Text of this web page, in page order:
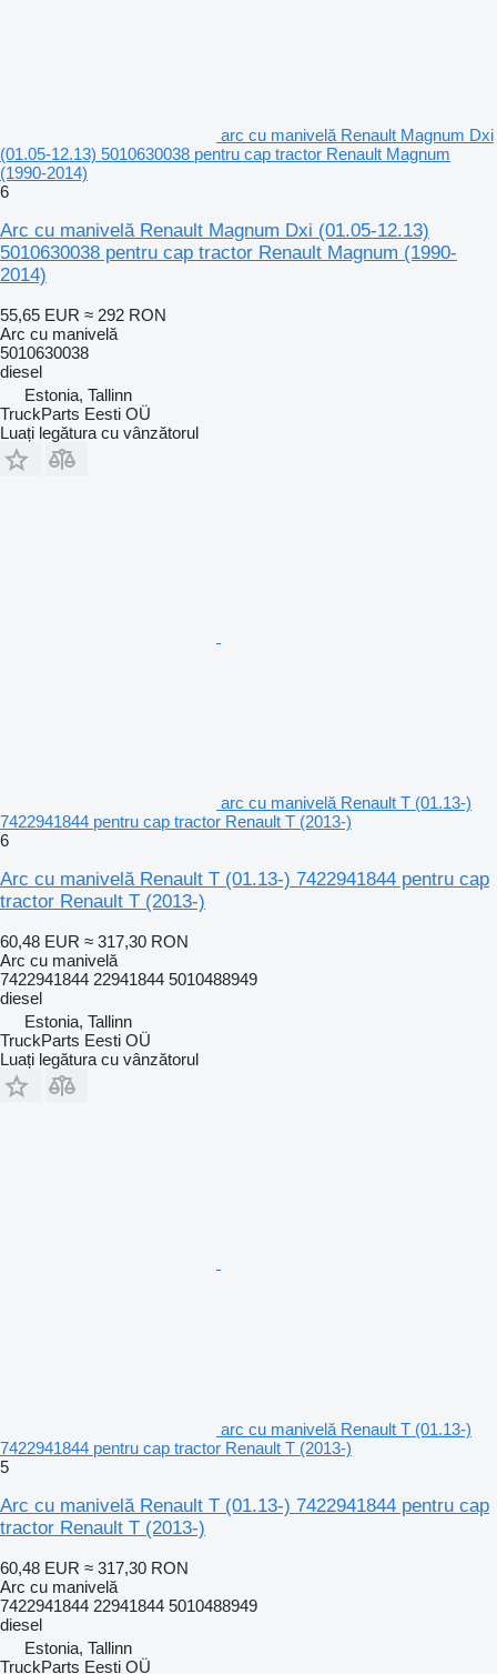
arc cu manivelă Renault Magnum Dxi
(01.05-12.13) 5010630038 pentru cap tractor Renault Magnum
(1990-2014)
6
Arc cu manivelă Renault Magnum Dxi (01.05-12.13)
5010630038 pentru cap tractor Renault Magnum (1990-
2014)
55,65 EUR ≈ 292 RON
Arc cu manivelă
5010630038
diesel
Estonia, Tallinn
TruckParts Eesti OÜ
Luați legătura cu vânzătorul
arc cu manivelă Renault T (01.13-)
7422941844 pentru cap tractor Renault T (2013-)
6
Arc cu manivelă Renault T (01.13-) 7422941844 pentru cap
tractor Renault T (2013-)
60,48 EUR ≈ 317,30 RON
Arc cu manivelă
7422941844 22941844 5010488949
diesel
Estonia, Tallinn
TruckParts Eesti OÜ
Luați legătura cu vânzătorul
arc cu manivelă Renault T (01.13-)
7422941844 pentru cap tractor Renault T (2013-)
5
Arc cu manivelă Renault T (01.13-) 7422941844 pentru cap
tractor Renault T (2013-)
60,48 EUR ≈ 317,30 RON
Arc cu manivelă
7422941844 22941844 5010488949
diesel
Estonia, Tallinn
TruckParts Eesti OÜ